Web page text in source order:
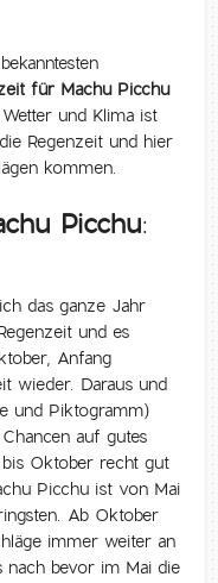
für Machu Picchu
und Klima ist
Regenzeit und hier
kommen.
Picchu:
das ganze Jahr
und es
Anfang
wieder. Daraus und
und Piktogramm)
auf gutes
Oktober recht gut
Picchu ist von Mai
Ab Oktober
immer weiter an
nach bevor im Mai die